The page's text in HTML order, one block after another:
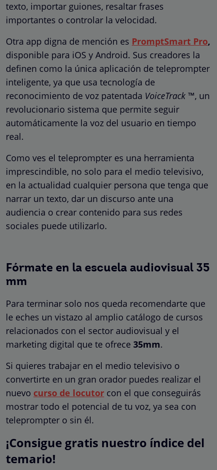
texto, importar guiones, resaltar frases
importantes o controlar la velocidad.
Otra app digna de mención es PromptSmart Pro,
disponible para iOS y Android. Sus creadores la
definen como la única aplicación de teleprompter
inteligente, ya que usa tecnología de
reconocimiento de voz patentada VoiceTrack ™, un
revolucionario sistema que permite seguir
automáticamente la voz del usuario en tiempo
real.
Como ves el teleprompter es una herramienta
imprescindible, no solo para el medio televisivo,
en la actualidad cualquier persona que tenga que
narrar un texto, dar un discurso ante una
audiencia o crear contenido para sus redes
sociales puede utilizarlo.
Fórmate en la escuela audiovisual 35
mm
Para terminar solo nos queda recomendarte que
le eches un vistazo al amplio catálogo de cursos
relacionados con el sector audiovisual y el
marketing digital que te ofrece 35mm.
Si quieres trabajar en el medio televisivo o
convertirte en un gran orador puedes realizar el
nuevo curso de locutor con el que conseguirás
mostrar todo el potencial de tu voz, ya sea con
teleprompter o sin él.
¡Consigue gratis nuestro índice del
temario!